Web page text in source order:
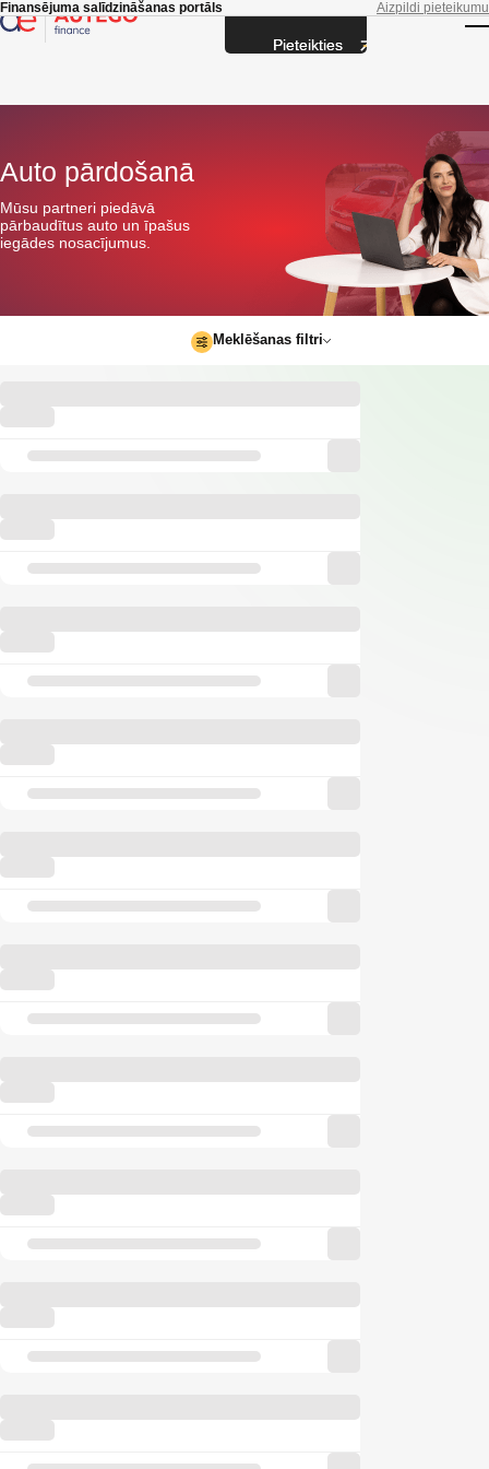
Skip to main content
Finansējuma salīdzināšanas portāls Aizpildi pieteikumu
Auto pārdošanā
Mūsu partneri piedāvā
pārbaudītus auto un īpašus
iegādes nosacījumus.
Meklēšanas filtri